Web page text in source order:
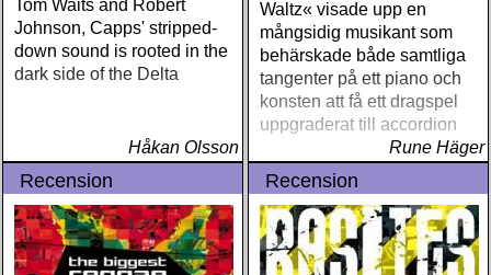
Tom Waits and Robert
Johnson, Capps' stripped-
down sound is rooted in the
dark side of the Delta
Håkan Olsson
Waltz« visade upp en
mångsidig musikant som
behärskade både samtliga
tangenter på ett piano och
konsten att få ett dragspel
uppgraderat till accordion
Rune Häger
Recension Recension